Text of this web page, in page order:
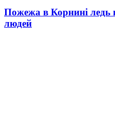
Пожежа в Корнині ледь
людей